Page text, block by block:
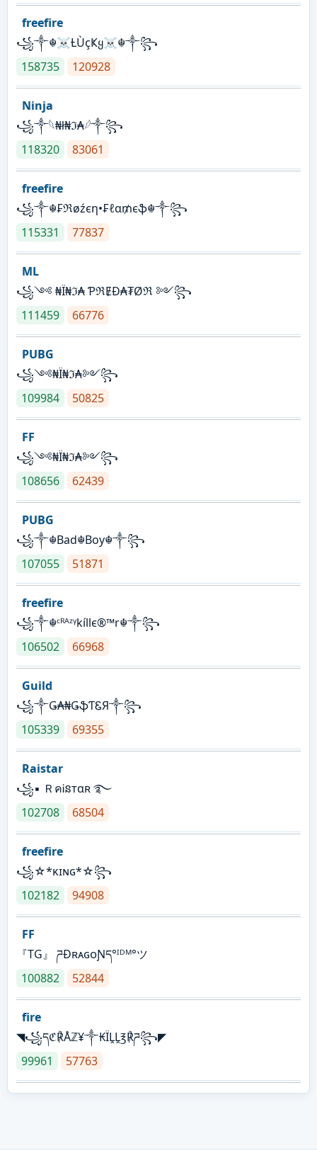
freefire
꧁༒☬☠Ƚ︎ÙçҜყ☠︎☬༒꧂
158735
120928
Ninja
꧁⁣༒𓆩₦ł₦ℑ₳𓆪༒꧂
118320
83061
freefire
꧁༒☬₣ℜøźєη•₣ℓα₥єֆ☬༒꧂
115331
77837
ML
꧁༺ ₦Ї₦ℑ₳ ƤℜɆĐ₳₮Øℜ ༻꧂
111459
66776
PUBG
꧁༺₦Ї₦ℑ₳༻꧂
109984
50825
FF
꧁༺₦Ї₦ℑ₳༻꧂
108656
62439
PUBG
꧁༒☬Bad☬Boy☬༒꧂
107055
51871
freefire
꧁༒☬ᶜᴿᴬᶻᵞkíllє®™r☬༒꧂
106502
66968
Guild
꧁༒Ǥ₳₦ǤֆƬᏋЯ༒꧂
105339
69355
Raistar
꧁▪ ＲคᎥនтαʀ ࿐
102708
68504
freefire
꧁☆*κɪɴɢ*☆꧂
102182
94908
FF
『TG』 ཌĐʀᴀɢᴏƝད°ᴵᴰᴹ°ツ
100882
52844
fire
◥꧁དℭ℟Åℤ¥༒₭ÏḼḼ℥℟ཌ꧂◤
99961
57763